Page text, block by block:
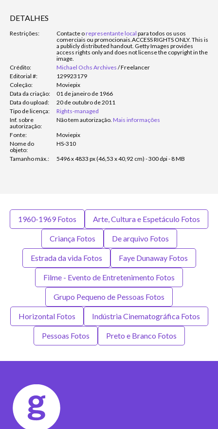
DETALHES
Restrições: Contacte orepresentante local para todos os usos
comerciais ou promocionais. ACCESS RIGHTS ONLY. This is
a publicly distributed handout. Getty Images provides
access rights only and does not license the copyright in the
image.
Crédito:
Michael Ochs Archives /Freelancer
Editorial #:
129923179
Coleção:
Moviepix
Data da criação:
01 de janeiro de 1966
Data do upload:
20 de outubro de 2011
Tipo de licença:
Rights-managed
Inf. sobre
autorização:
Não tem autorização. Mais informações
Fonte:
Moviepix
Nome do
objeto:
HS-310
Tamanho máx.: 5496 x 4833 px (46,53 x 40,92 cm) - 300 dpi - 8 MB
1960-1969 Fotos Arte, Cultura e Espetáculo Fotos
Criança Fotos De arquivo Fotos
Estrada da vida Fotos Faye Dunaway Fotos
Filme - Evento de Entretenimento Fotos
Grupo Pequeno de Pessoas Fotos
Horizontal Fotos Indústria Cinematográfica Fotos
Pessoas Fotos Preto e Branco Fotos